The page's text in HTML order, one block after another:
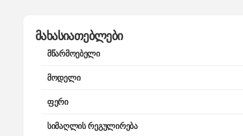
მახასიათებლები
მწარმოებელი
მოდელი
ფერი
სიმაღლის რეგულირება